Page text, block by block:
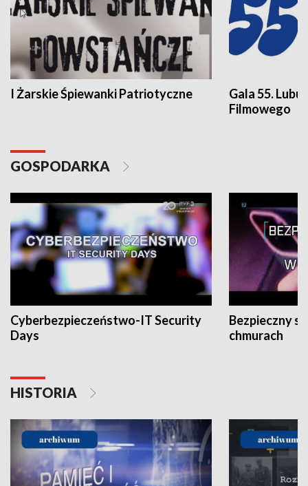
I Żarskie Śpiewanki Patriotyczne
Gala 55.
Filmowego
GOSPODARKA
Cyberbezpieczeństwo-IT Security
Days
Bezpieczny
chmurach
HISTORIA